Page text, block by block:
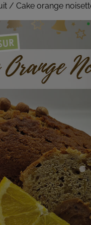
/ Cake orange